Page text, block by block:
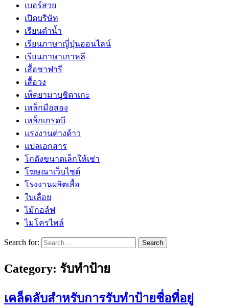
เบอร์สวย
เปิดบริษัท
เรียนดำน้ำ
เรียนภาษาญี่ปุ่นออนไลน์
เรียนภาษาเกาหลี
เสื้อซาฟารี
เสื้อวง
เห็ดยามาบูชิตาเกะ
เหล็กมือสอง
เหล็กเกรดบี
เเรงงานต่างด้าว
แปลเอกสาร
โกดังขนาดเล็กให้เช่า
โฆษณาเว็บไซต์
โรงงานผลิตเสื้อ
ใบเลื่อย
ไม้กอล์ฟ
ไมโครไพล์
Search for:
Category: รับทำป้าย
เคล็ดลับสำหรับการรับทำป้ายชื่อที่อยู่